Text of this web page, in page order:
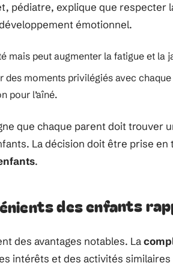
pédiatre, explique que respecter
émotionnel.
mais peut augmenter la fatigue et la
des moments privilégiés avec
pour l’aîné.
que chaque parent doit trouver
La décision doit être prise en
.
des enfants
des avantages notables. La
intérêts et des activités